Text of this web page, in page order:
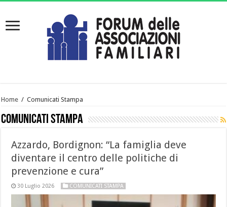
Home / Comunicati Stampa
Comunicati Stampa
Azzardo, Bordignon: “La famiglia deve
diventare il centro delle politiche di
prevenzione e cura”
30 Luglio 2026 COMUNICATI STAMPA